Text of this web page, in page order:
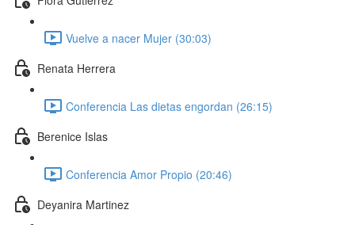
Vuelve a nacer Mujer (30:03)
Renata Herrera
Conferencia Las dietas engordan (26:15)
Berenice Islas
Conferencia Amor Propio (20:46)
Deyanira Martinez